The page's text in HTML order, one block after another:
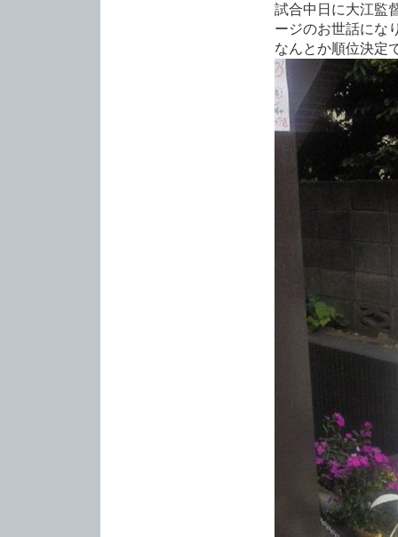
試合中日に大江監
ージのお世話にな
なんとか順位決定